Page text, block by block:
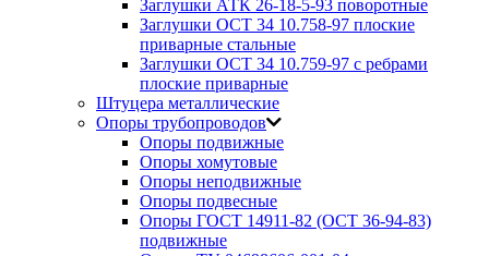
Заглушки АТК 26-18-5-93 поворотные
Заглушки ОСТ 34 10.758-97 плоские
приварные стальные
Заглушки ОСТ 34 10.759-97 с ребрами
плоские приварные
Штуцера металлические
Опоры трубопроводов
Опоры подвижные
Опоры хомутовые
Опоры неподвижные
Опоры подвесные
Опоры ГОСТ 14911-82 (ОСТ 36-94-83)
подвижные